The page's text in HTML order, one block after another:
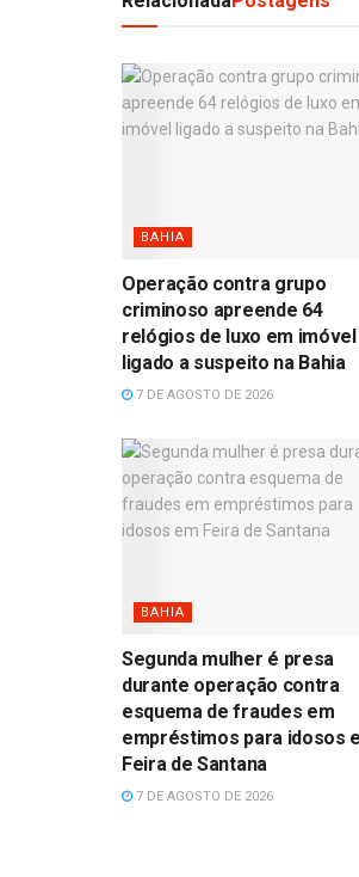
BAHIA
Operação contra grupo
criminoso apreende 64
relógios de luxo em imóvel
ligado a suspeito na Bahia
7 DE AGOSTO DE 2026
BAHIA
Segunda mulher é presa
durante operação contra
esquema de fraudes em
empréstimos para idosos
Feira de Santana
7 DE AGOSTO DE 2026